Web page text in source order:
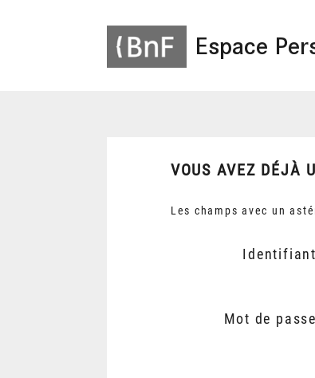
Espace
VOUS AVEZ DÉJÀ
Les champs avec un
Identifiant
Mot de passe